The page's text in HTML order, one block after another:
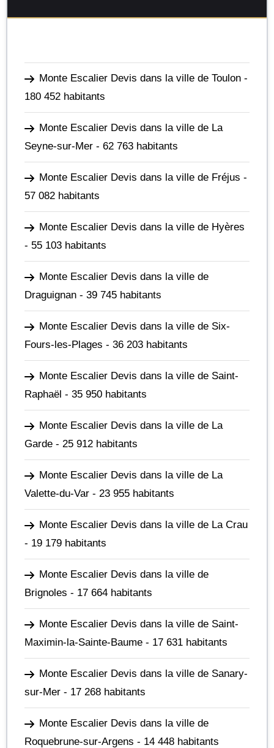
Monte Escalier Devis dans la ville de Toulon -
180 452 habitants
Monte Escalier Devis dans la ville de La
Seyne-sur-Mer - 62 763 habitants
Monte Escalier Devis dans la ville de Fréjus -
57 082 habitants
Monte Escalier Devis dans la ville de Hyères
- 55 103 habitants
Monte Escalier Devis dans la ville de
Draguignan - 39 745 habitants
Monte Escalier Devis dans la ville de Six-
Fours-les-Plages - 36 203 habitants
Monte Escalier Devis dans la ville de Saint-
Raphaël - 35 950 habitants
Monte Escalier Devis dans la ville de La
Garde - 25 912 habitants
Monte Escalier Devis dans la ville de La
Valette-du-Var - 23 955 habitants
Monte Escalier Devis dans la ville de La Crau
- 19 179 habitants
Monte Escalier Devis dans la ville de
Brignoles - 17 664 habitants
Monte Escalier Devis dans la ville de Saint-
Maximin-la-Sainte-Baume - 17 631 habitants
Monte Escalier Devis dans la ville de Sanary-
sur-Mer - 17 268 habitants
Monte Escalier Devis dans la ville de
Roquebrune-sur-Argens - 14 448 habitants